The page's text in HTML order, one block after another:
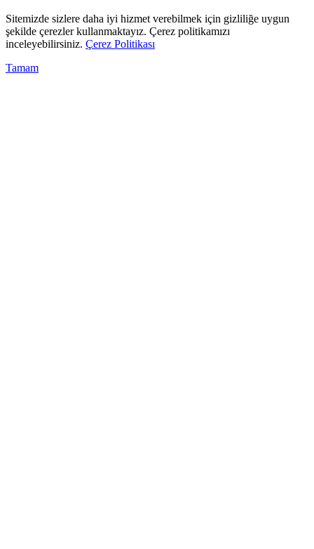
Sitemizde sizlere daha iyi hizmet verebilmek için gizliliğe uygun
şekilde çerezler kullanmaktayız. Çerez politikamızı
inceleyebilirsiniz. Çerez Politikası
Tamam